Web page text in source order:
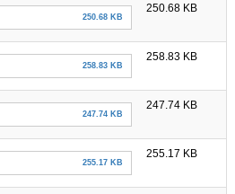
250.68 KB
250.68 KB
258.83 KB
258.83 KB
247.74 KB
247.74 KB
255.17 KB
255.17 KB